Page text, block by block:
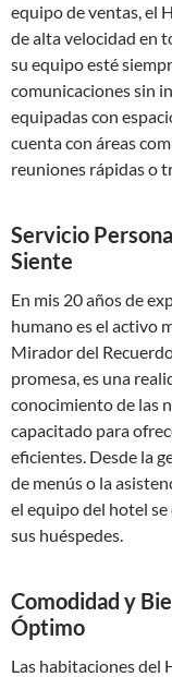
equipo de ventas, el
de alta velocidad en
su equipo esté
comunicaciones sin
equipadas con
cuenta con áreas
reuniones rápidas o
Servicio
Siente
En mis 20 años de
humano es el activo
Mirador del
promesa, es una
conocimiento de las
capacitado para
eficientes. Desde la
de menús o la
el equipo del hotel
sus huéspedes.
Comodidad y
Óptimo
Las habitaciones del